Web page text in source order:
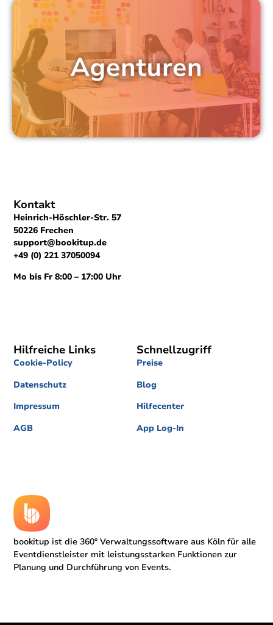
bookitup ist die 360° Verwaltungssoftware aus Köln für alle
Eventdienstleister mit leistungsstarken Funktionen zur
Planung und Durchführung von Events.
Schnellzugriff
Preise
Blog
Hilfecenter
App Log-In
Hilfreiche Links
Cookie-Policy
Datenschutz
Impressum
AGB
Kontakt
Heinrich-Höschler-Str. 57
50226 Frechen
support@bookitup.de
+49 (0) 221 37050094
Mo bis Fr 8:00 – 17:00 Uhr